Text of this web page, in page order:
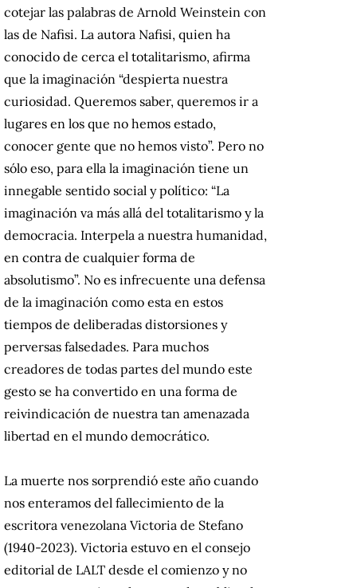
cotejar las palabras de Arnold Weinstein con
las de Nafisi. La autora Nafisi, quien ha
conocido de cerca el totalitarismo, afirma
que la imaginación “despierta nuestra
curiosidad. Queremos saber, queremos ir a
lugares en los que no hemos estado,
conocer gente que no hemos visto”. Pero no
sólo eso, para ella la imaginación tiene un
innegable sentido social y político: “La
imaginación va más allá del totalitarismo y la
democracia. Interpela a nuestra humanidad,
en contra de cualquier forma de
absolutismo”. No es infrecuente una defensa
de la imaginación como esta en estos
tiempos de deliberadas distorsiones y
perversas falsedades. Para muchos
creadores de todas partes del mundo este
gesto se ha convertido en una forma de
reivindicación de nuestra tan amenazada
libertad en el mundo democrático.
La muerte nos sorprendió este año cuando
nos enteramos del fallecimiento de la
escritora venezolana Victoria de Stefano
(1940-2023). Victoria estuvo en el consejo
editorial de LALT desde el comienzo y no